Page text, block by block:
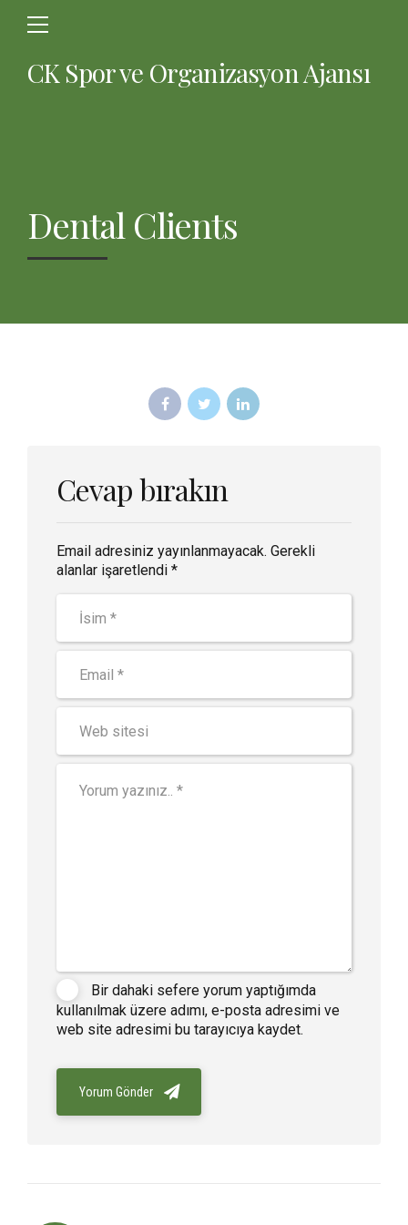
CK Spor ve Organizasyon Ajansı
Dental Clients
Cevap bırakın
Email adresiniz yayınlanmayacak. Gerekli
alanlar işaretlendi *
Bir dahaki sefere yorum yaptığımda
kullanılmak üzere adımı, e-posta adresimi ve
web site adresimi bu tarayıcıya kaydet.
Yorum Gönder